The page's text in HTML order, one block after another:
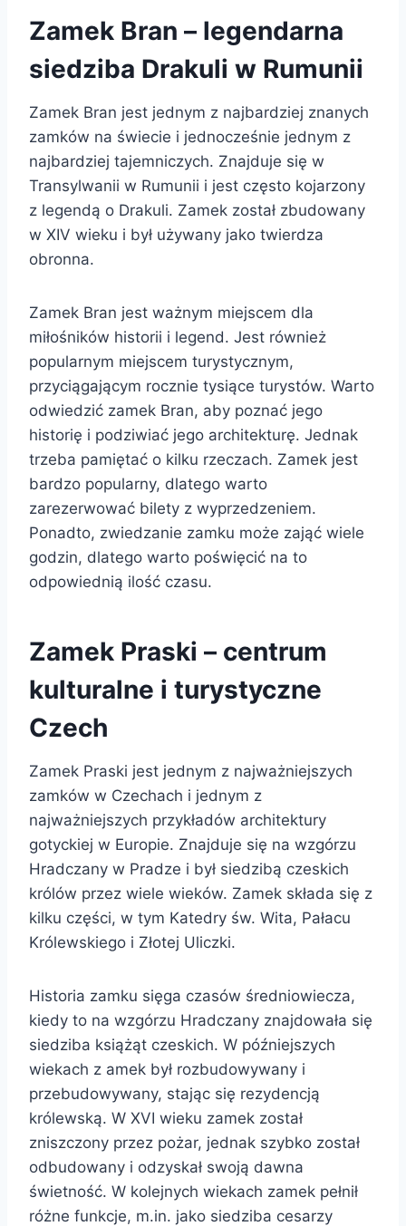
Zamek Bran – legendarna
siedziba Drakuli w Rumunii
Zamek Bran jest jednym z najbardziej znanych
zamków na świecie i jednocześnie jednym z
najbardziej tajemniczych. Znajduje się w
Transylwanii w Rumunii i jest często kojarzony
z legendą o Drakuli. Zamek został zbudowany
w XIV wieku i był używany jako twierdza
obronna.
Zamek Bran jest ważnym miejscem dla
miłośników historii i legend. Jest również
popularnym miejscem turystycznym,
przyciągającym rocznie tysiące turystów. Warto
odwiedzić zamek Bran, aby poznać jego
historię i podziwiać jego architekturę. Jednak
trzeba pamiętać o kilku rzeczach. Zamek jest
bardzo popularny, dlatego warto
zarezerwować bilety z wyprzedzeniem.
Ponadto, zwiedzanie zamku może zająć wiele
godzin, dlatego warto poświęcić na to
odpowiednią ilość czasu.
Zamek Praski – centrum
kulturalne i turystyczne
Czech
Zamek Praski jest jednym z najważniejszych
zamków w Czechach i jednym z
najważniejszych przykładów architektury
gotyckiej w Europie. Znajduje się na wzgórzu
Hradczany w Pradze i był siedzibą czeskich
królów przez wiele wieków. Zamek składa się z
kilku części, w tym Katedry św. Wita, Pałacu
Królewskiego i Złotej Uliczki.
Historia zamku sięga czasów średniowiecza,
kiedy to na wzgórzu Hradczany znajdowała się
siedziba książąt czeskich. W późniejszych
wiekach z amek był rozbudowywany i
przebudowywany, stając się rezydencją
królewską. W XVI wieku zamek został
zniszczony przez pożar, jednak szybko został
odbudowany i odzyskał swoją dawna
świetność. W kolejnych wiekach zamek pełnił
różne funkcje, m.in. jako siedziba cesarzy